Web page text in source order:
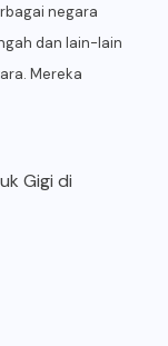
negara
dan lain-lain
Mereka
Gigi di